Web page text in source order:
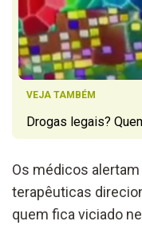
VEJA TAMBÉM
Drogas legais?
Os médicos
terapêuticas
quem fica viciado